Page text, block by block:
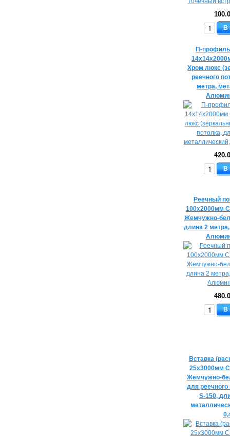
В
П-
Хром люкс
реечного
метра,
В
Реечный
100х2000мм
Жемчужно-
длина 2
В
Вставка
25х3000мм
Жемчужно-
для реечного
S-150,